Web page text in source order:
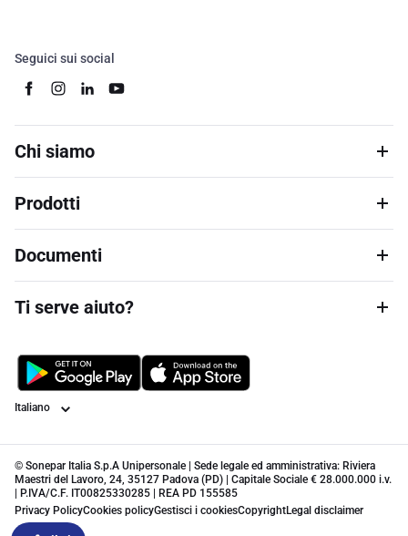
Seguici sui social
Chi siamo
Prodotti
Documenti
Ti serve aiuto?
Lingua
© Sonepar Italia S.p.A Unipersonale | Sede legale ed amministrativa: Riviera
Maestri del Lavoro, 24, 35127 Padova (PD) | Capitale Sociale € 28.000.000 i.v.
| P.IVA/C.F. IT00825330285 | REA PD 155585
Privacy PolicyCookies policyGestisci i cookiesCopyrightLegal disclaimer